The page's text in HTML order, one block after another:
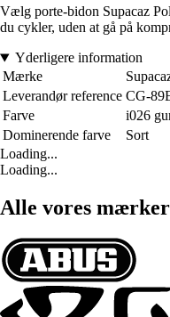
Vælg porte-bidon Supacaz
du cykler, uden at gå på
Yderligere information
Mærke
Leverandør reference CG-
Farve
i026
Dominerende farve
Sort
Loading...
Loading...
Alle vores mærker